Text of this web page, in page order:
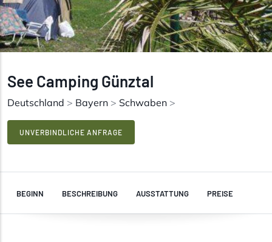
See Camping Günztal
Deutschland > Bayern > Schwaben >
UNVERBINDLICHE ANFRAGE
BEGINN BESCHREIBUNG AUSSTATTUNG PREISE